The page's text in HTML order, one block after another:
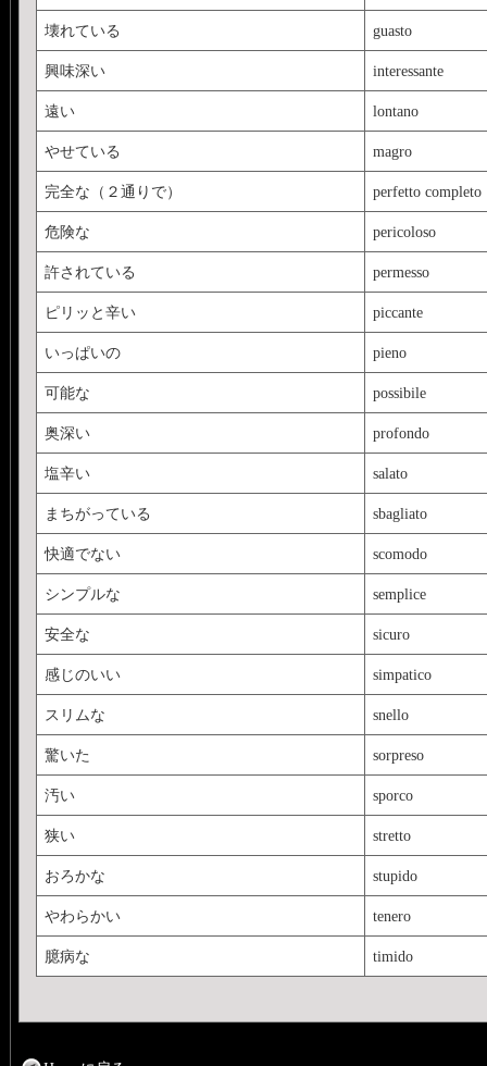
壊れている guasto
興味深い interessante
遠い lontano
やせている magro
完全な（２通りで） perfetto completo
危険な pericoloso
許されている permesso
ピリッと辛い piccante
いっぱいの pieno
可能な possibile
奥深い profondo
塩辛い salato
まちがっている sbagliato
快適でない scomodo
シンプルな semplice
安全な sicuro
感じのいい simpatico
スリムな snello
驚いた sorpreso
汚い sporco
狭い stretto
おろかな stupido
やわらかい tenero
臆病な timido